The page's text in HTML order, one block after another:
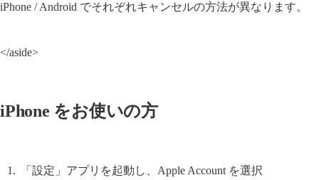
iPhone / Android でそれぞれキャンセルの方法が異なります。
</aside>
iPhone をお使いの方
「設定」アプリを起動し、Apple Account を選択